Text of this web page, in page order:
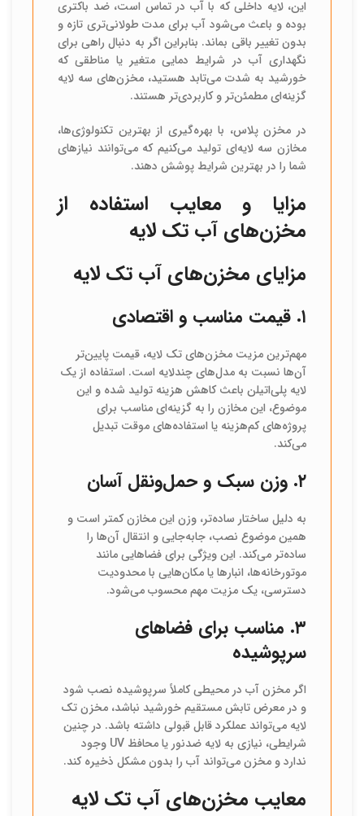
این، لایه داخلی که با آب در تماس است، ضد باکتری
بوده و باعث می‌شود آب برای مدت طولانی‌تری تازه و
بدون تغییر باقی بماند. بنابراین اگر به دنبال راهی برای
نگهداری آب در شرایط دمایی متغیر یا مناطقی که
خورشید به شدت می‌تابد هستید، مخزن‌های سه لایه
گزینه‌ای مطمئن‌تر و کاربردی‌تر هستند.
در مخزن پلاس، با بهره‌گیری از بهترین تکنولوژی‌ها،
مخازن سه لایه‌ای تولید می‌کنیم که می‌توانند نیازهای
شما را در بهترین شرایط پوشش دهند.
مزایا و معایب استفاده از
مخزن‌های آب تک لایه
مزایای مخزن‌های آب تک لایه
۱. قیمت مناسب و اقتصادی
مهم‌ترین مزیت مخزن‌های تک لایه، قیمت پایین‌تر
آن‌ها نسبت به مدل‌های چندلایه است. استفاده از یک
لایه پلی‌اتیلن باعث کاهش هزینه تولید شده و این
موضوع، این مخازن را به گزینه‌ای مناسب برای
پروژه‌های کم‌هزینه یا استفاده‌های موقت تبدیل
می‌کند.
۲. وزن سبک و حمل‌ونقل آسان
به دلیل ساختار ساده‌تر، وزن این مخازن کمتر است و
همین موضوع نصب، جابه‌جایی و انتقال آن‌ها را
ساده‌تر می‌کند. این ویژگی برای فضاهایی مانند
موتورخانه‌ها، انبارها یا مکان‌هایی با محدودیت
دسترسی، یک مزیت مهم محسوب می‌شود.
۳. مناسب برای فضاهای
سرپوشیده
اگر مخزن آب در محیطی کاملاً سرپوشیده نصب شود
و در معرض تابش مستقیم خورشید نباشد، مخزن تک
لایه می‌تواند عملکرد قابل قبولی داشته باشد. در چنین
شرایطی، نیازی به لایه ضدنور یا محافظ UV وجود
ندارد و مخزن می‌تواند آب را بدون مشکل ذخیره کند.
معایب مخزن‌های آب تک لایه